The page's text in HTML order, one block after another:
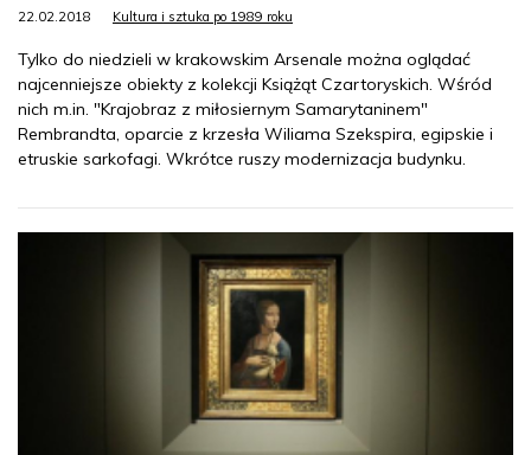
22.02.2018 Kultura i sztuka po 1989 roku
Tylko do niedzieli w krakowskim Arsenale można oglądać
najcenniejsze obiekty z kolekcji Książąt Czartoryskich. Wśród
nich m.in. "Krajobraz z miłosiernym Samarytaninem"
Rembrandta, oparcie z krzesła Wiliama Szekspira, egipskie i
etruskie sarkofagi. Wkrótce ruszy modernizacja budynku.